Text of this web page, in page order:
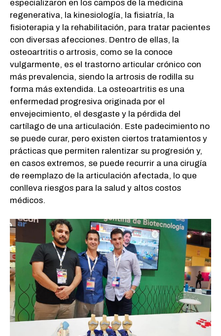
especializaron en los campos de la medicina
regenerativa, la kinesiología, la fisiatría, la
fisioterapia y la rehabilitación, para tratar pacientes
con diversas afecciones. Dentro de ellas, la
osteoartritis o artrosis, como se la conoce
vulgarmente, es el trastorno articular crónico con
más prevalencia, siendo la artrosis de rodilla su
forma más extendida. La osteoartritis es una
enfermedad progresiva originada por el
envejecimiento, el desgaste y la pérdida del
cartílago de una articulación. Este padecimiento no
se puede curar, pero existen ciertos tratamientos y
prácticas que permiten ralentizar su progresión y,
en casos extremos, se puede recurrir a una cirugía
de reemplazo de la articulación afectada, lo que
conlleva riesgos para la salud y altos costos
médicos.